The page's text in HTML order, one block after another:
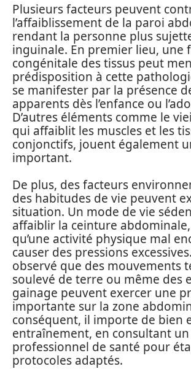
Plusieurs facteurs peuvent
l’affaiblissement de la paroi
rendant la personne plus
inguinale. En premier lieu, une
congénitale des tissus peut
prédisposition à cette
se manifester par la présence
apparents dès l’enfance ou
D’autres éléments comme le
qui affaiblit les muscles et les
conjonctifs, jouent également
important.
De plus, des facteurs
des habitudes de vie peuvent
situation. Un mode de vie
affaiblir la ceinture
qu’une activité physique mal
causer des pressions
observé que des mouvements
soulevé de terre ou même des
gainage peuvent exercer une
importante sur la zone
conséquent, il importe de bien
entraînement, en consultant un
professionnel de santé pour
protocoles adaptés.